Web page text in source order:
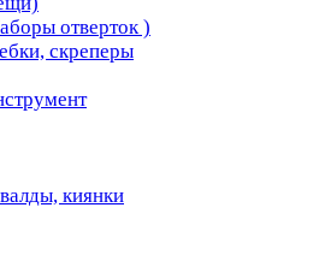
отверток )
скреперы
киянки